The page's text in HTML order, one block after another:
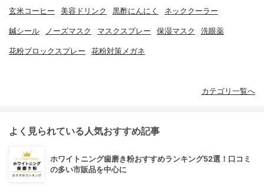
玄米コーヒー 美容ドリンク 黒酢にんにく ネッククーラー
鍼シール ノーズマスク マスクスプレー 保湿マスク 洗眼薬
花粉ブロックスプレー 花粉対策メガネ
カテゴリ一覧へ
よく見られている人気おすすめ記事
ホワイトニング歯磨き粉おすすめランキング52選！口コミ
の多い市販品を中心に